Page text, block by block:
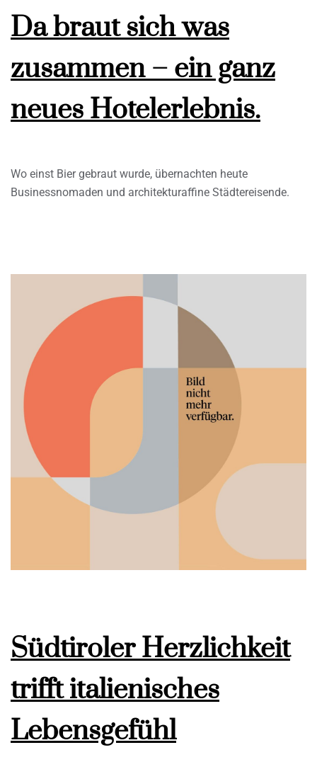
Da braut sich was
zusammen – ein ganz
neues Hotelerlebnis.
Wo einst Bier gebraut wurde, übernachten heute
Businessnomaden und architekturaffine Städtereisende.
Südtiroler Herzlichkeit
trifft italienisches
Lebensgefühl